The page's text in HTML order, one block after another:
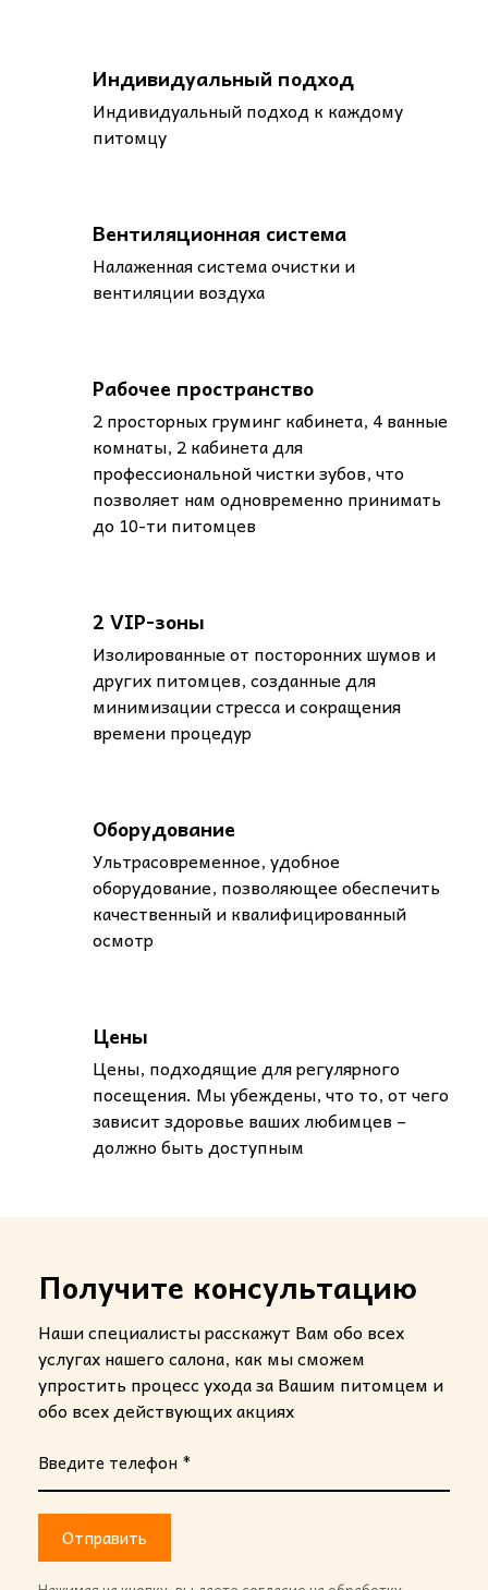
Индивидуальный подход
Индивидуальный подход к каждому
питомцу
Вентиляционная система
Налаженная система очистки и
вентиляции воздуха
Рабочее пространство
2 просторных груминг кабинета, 4 ванные
комнаты, 2 кабинета для
профессиональной чистки зубов, что
позволяет нам одновременно принимать
до 10-ти питомцев
2 VIP-зоны
Изолированные от посторонних шумов и
других питомцев, созданные для
минимизации стресса и сокращения
времени процедур
Оборудование
Ультрасовременное, удобное
оборудование, позволяющее обеспечить
качественный и квалифицированный
осмотр
Цены
Цены, подходящие для регулярного
посещения. Мы убеждены, что то, от чего
зависит здоровье ваших любимцев –
должно быть доступным
Получите консультацию
Наши специалисты расскажут Вам обо всех
услугах нашего салона, как мы сможем
упростить процесс ухода за Вашим питомцем и
обо всех действующих акциях
Введите телефон *
Отправить